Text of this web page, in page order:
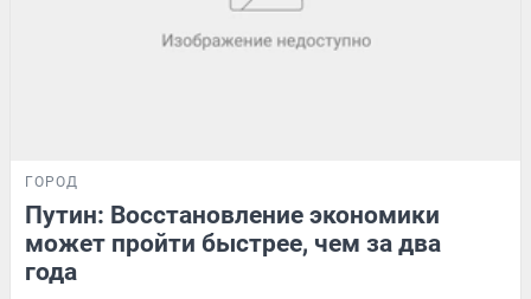
ГОРОД
Путин: Восстановление экономики
может пройти быстрее, чем за два
года